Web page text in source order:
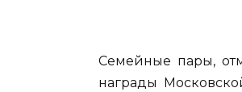
Семейные пары,
награды